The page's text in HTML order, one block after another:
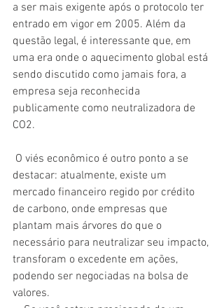
a ser mais exigente após o protocolo ter
entrado em vigor em 2005. Além da
questão legal, é interessante que, em
uma era onde o aquecimento global está
sendo discutido como jamais fora, a
empresa seja reconhecida
publicamente como neutralizadora de
CO2.
destacar: atualmente, existe um
mercado financeiro regido por crédito
de carbono, onde empresas que
plantam mais árvores do que o
necessário para neutralizar seu impacto,
transforam o excedente em ações,
podendo ser negociadas na bolsa de
valores.